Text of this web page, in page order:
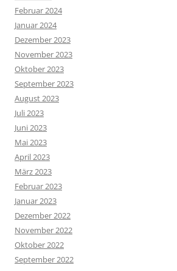
Februar 2024
Januar 2024
Dezember 2023
November 2023
Oktober 2023
September 2023
August 2023
Juli 2023
Juni 2023
Mai 2023
April 2023
März 2023
Februar 2023
Januar 2023
Dezember 2022
November 2022
Oktober 2022
September 2022